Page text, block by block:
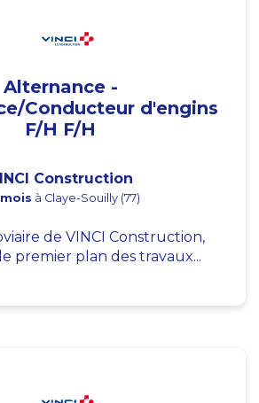
Alternance -
Conducteur d'engins
F/H F/H
Construction
mois à Claye-Souilly (77)
de VINCI Construction,
premier plan des travaux...